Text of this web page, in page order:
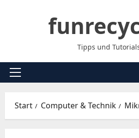
Tipps und
Primäres
Start Computer & Technik